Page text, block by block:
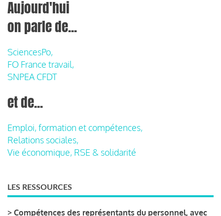
Aujourd'hui
on parle de...
SciencesPo,
FO France travail,
SNPEA CFDT
et de...
Emploi, formation et compétences,
Relations sociales,
Vie économique, RSE & solidarité
LES RESSOURCES
> Compétences des représentants du personnel, avec